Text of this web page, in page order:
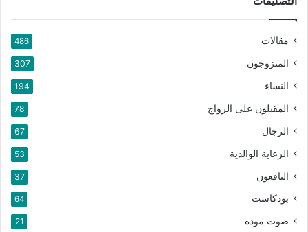
مقالات 486
المتزوجون 307
النساء 194
المقبلون على الزواج 78
الرجال 67
الرعاية الوالدية 53
اليافعون 37
بودكاست 64
صوت مودة 21